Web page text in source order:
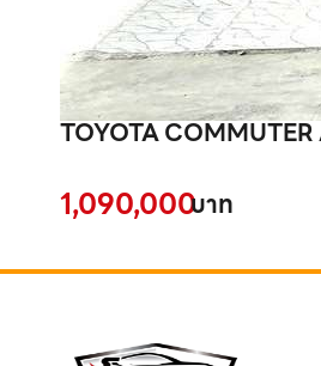
TOYOTA
1,090,000บาท